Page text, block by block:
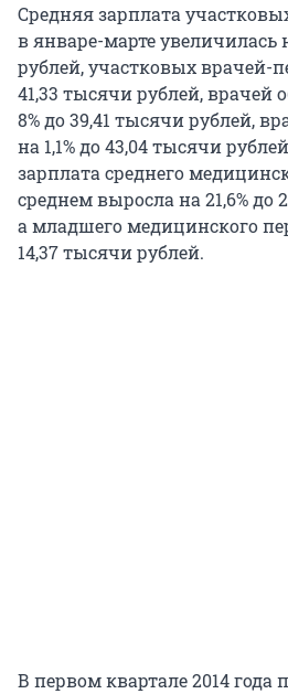
Средняя зарплата
в январе-марте увеличилась
рублей, участковых врачей-
41,33 тысячи рублей, врачей
8% до 39,41 тысячи рублей,
на 1,1% до 43,04 тысячи
зарплата среднего
среднем выросла на 21,6% до
а младшего медицинского
14,37 тысячи рублей.
В первом квартале 2014 года